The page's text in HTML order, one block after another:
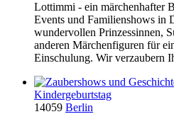
Lottimmi - ein märchenhafter
Events und Familienshows in
wundervollen Prinzessinnen,
anderen Märchenfiguren für
Einschulung. Wir verzaubern
Kindergeburtstag
14059 Berlin